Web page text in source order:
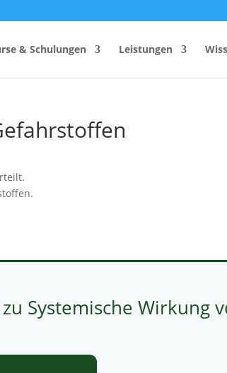
& Schulungen Leistungen
Zurrmittel & Ladungssicherung
Systemische Wirkung